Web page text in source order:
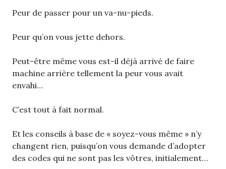
Peur de passer pour un va-nu-pieds.
Peur qu’on vous jette dehors.
Peut-être même vous est-il déjà arrivé de faire
machine arrière tellement la peur vous avait
envahi…
C’est tout à fait normal.
Et les conseils à base de « soyez-vous même » n’y
changent rien, puisqu’on vous demande d’adopter
des codes qui ne sont pas les vôtres, initialement…